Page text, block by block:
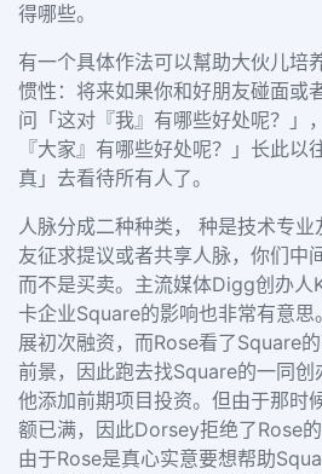
得哪些。
有一个具体作法可以幫助大伙儿培
惯性：将来如果你和好朋友碰面或
问「这对『我』有哪些好处呢？」
『大家』有哪些好处呢？」长此以
真」去看待所有人了。
人脉分成二种种类， 种是技术专业
友征求提议或者共享人脉，你们中
而不是买卖。主流媒体Digg创办人
卡企业Square的影响也非常有意
展初次融资，而Rose看了Square
前景，因此跑去找Square的一同
他添加前期项目投资。但由于那时
额已满，因此Dorsey拒绝了Rose
由于Rose是真心实意要想帮助